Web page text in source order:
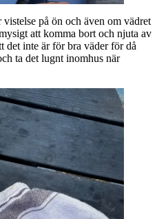
på ön och även om vädret
att komma bort och njuta av
det inte är för bra väder för då
ta det lugnt inomhus när